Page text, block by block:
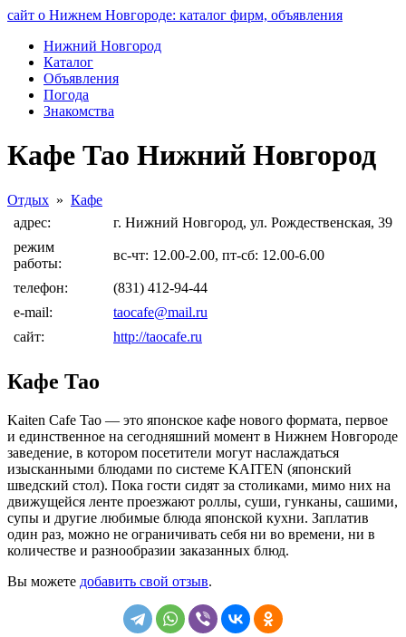
сайт о Нижнем Новгороде: каталог фирм, объявления
Нижний Новгород
Каталог
Объявления
Погода
Знакомства
Кафе Тао Нижний Новгород
Отдых » Кафе
адрес:
г. Нижний Новгород, ул. Рождественская, 39
режим
работы:
вс-чт: 12.00-2.00, пт-сб: 12.00-6.00
телефон:
(831) 412-94-44
e-mail:
taocafe@mail.ru
сайт:
http://taocafe.ru
Кафе Тао
Kaiten Cafe Tao — это японское кафе нового формата, первое
и единственное на сегодняшний момент в Нижнем Новгороде
заведение, в котором посетители могут наслаждаться
изысканными блюдами по системе KAITEN (японский
шведский стол). Пока гости сидят за столиками, мимо них на
движущейся ленте проезжают роллы, суши, гунканы, сашими,
супы и другие любимые блюда японской кухни. Заплатив
один раз, можно не ограничивать себя ни во времени, ни в
количестве и разнообразии заказанных блюд.
Вы можете добавить свой отзыв.